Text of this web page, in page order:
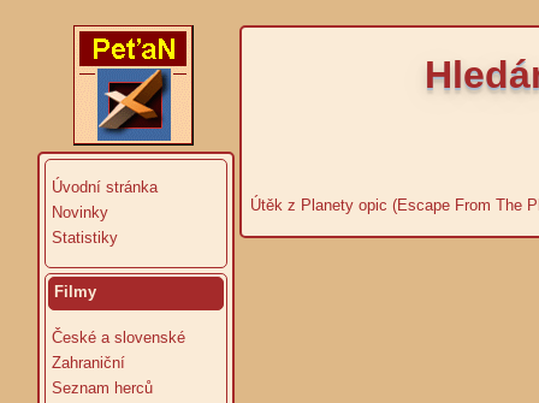
Úvodní stránka
Novinky
Statistiky
Filmy
České a slovenské
Zahraniční
Seznam herců
Útěk z Planety opic (Escape From The